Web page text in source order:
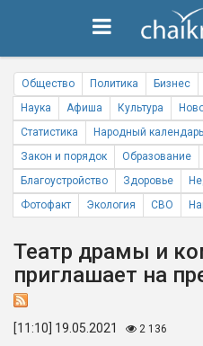
Общество Политика Бизнес
Наука
Афиша Культура
Статистика
Народный календарь
Закон и порядок
Образование
Благоустройство
Здоровье
Фотофакт
Экология СВО
Театр драмы и
приглашает на
[11:10] 19.05.2021 2 136